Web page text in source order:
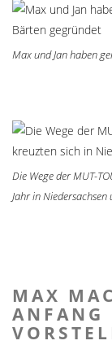
Max und Jan haben
Die Wege der MUT-
Jahr in Niedersachsen
MAX
ANFANG